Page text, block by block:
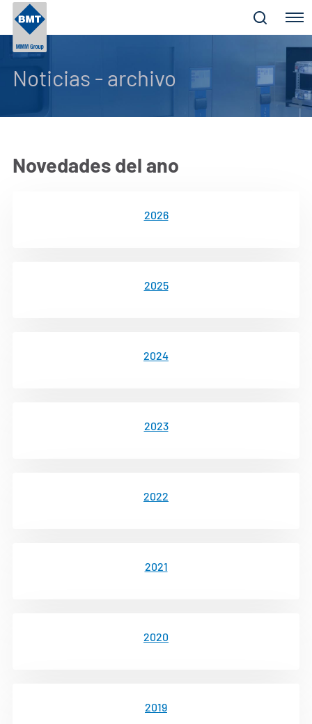
Menu
Noticias - archivo
Novedades del ano
2026
2025
2024
2023
2022
2021
2020
2019